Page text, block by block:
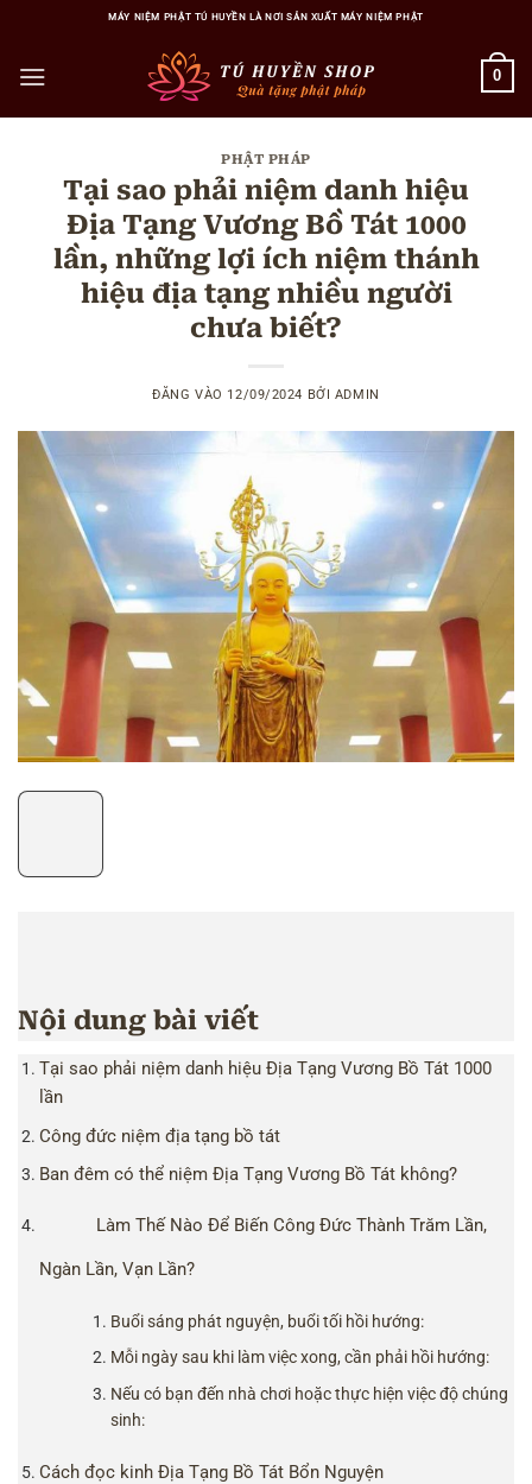
nội
MÁY NIỆM PHẬT TÚ HUYỀN LÀ NƠI SẢN XUẤT MÁY NIỆM PHẬT
0
PHẬT PHÁP
Tại sao phải niệm danh hiệu
Địa Tạng Vương Bồ Tát 1000
lần, những lợi ích niệm thánh
hiệu địa tạng nhiều người
chưa biết?
ĐĂNG VÀO 12/09/2024 BỞI ADMIN
Nội dung bài viết
Tại sao phải niệm danh hiệu Địa Tạng Vương Bồ Tát 1000
lần
Công đức niệm địa tạng bồ tát
Ban đêm có thể niệm Địa Tạng Vương Bồ Tát không?
Làm Thế Nào Để Biến Công Đức Thành Trăm Lần,
Ngàn Lần, Vạn Lần?
Buổi sáng phát nguyện, buổi tối hồi hướng:
Mỗi ngày sau khi làm việc xong, cần phải hồi hướng:
Nếu có bạn đến nhà chơi hoặc thực hiện việc độ chúng
sinh:
Cách đọc kinh Địa Tạng Bồ Tát Bổn Nguyện